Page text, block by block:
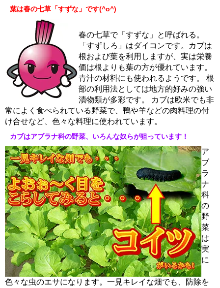
葉は春の七草「すずな」です(^o^)
春の七草で「すずな」と呼ばれる。
「すずしろ」はダイコンです。カブは
根および葉を利用しますが、実は栄養
価は根よりも葉の方が優れています。
青汁の材料にも使われるようです。 根
部の利用法としては地方的好みの強い
漬物類が多彩です。 カブは欧米でも非
常によく食べられている野菜で、鴨や羊などの肉料理の付
け合せなど、色々な料理に使われています。
カブはアブラナ科の野菜、いろんな奴らが狙っています！
ア
ブ
ラ
ナ
科
の
野
菜
は
実
に
色々な虫のエサになります。一見キレイな畑でも、防除を